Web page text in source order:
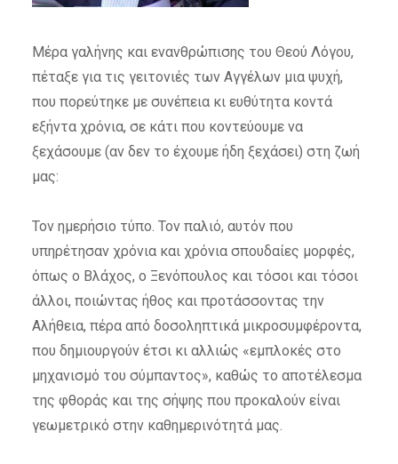
Μέρα γαλήνης και ενανθρώπισης του Θεού Λόγου,
πέταξε για τις γειτονιές των Αγγέλων μια ψυχή,
που πορεύτηκε με συνέπεια κι ευθύτητα κοντά
εξήντα χρόνια, σε κάτι που κοντεύουμε να
ξεχάσουμε (αν δεν το έχουμε ήδη ξεχάσει) στη ζωή
μας:
Τον ημερήσιο τύπο. Τον παλιό, αυτόν που
υπηρέτησαν χρόνια και χρόνια σπουδαίες μορφές,
όπως ο Βλάχος, ο Ξενόπουλος και τόσοι και τόσοι
άλλοι, ποιώντας ήθος και προτάσσοντας την
Αλήθεια, πέρα από δοσοληπτικά μικροσυμφέροντα,
που δημιουργούν έτσι κι αλλιώς «εμπλοκές στο
μηχανισμό του σύμπαντος», καθώς το αποτέλεσμα
της φθοράς και της σήψης που προκαλούν είναι
γεωμετρικό στην καθημερινότητά μας.